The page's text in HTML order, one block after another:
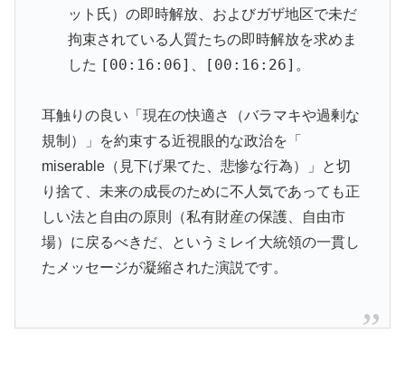
ット氏）の即時解放、およびガザ地区で未だ
拘束されている人質たちの即時解放を求めま
した [00:16:06] [00:16:26] 。
耳触りの良い「現在の快適さ（バラマキや過剰な
規制）」を約束する近視眼的な政治を「
miserable（見下げ果てた、悲惨な行為）」と切
り捨て、未来の成長のために不人気であっても正
しい法と自由の原則（私有財産の保護、自由市
場）に戻るべきだ、というミレイ大統領の一貫し
たメッセージが凝縮された演説です。